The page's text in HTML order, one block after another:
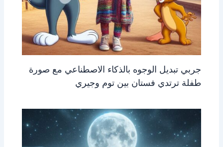
جربي تبديل الوجوه بالذكاء الاصطناعي مع صورة
طفلة ترتدي فستان بين توم وجيري